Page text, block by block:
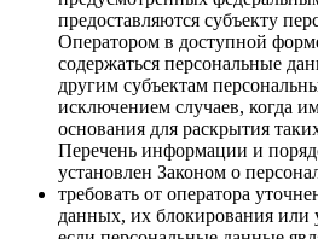
предоставляются субъекту
Оператором в доступной
содержаться персональные
другим субъектам
исключением случаев, когда
основания для раскрытия
Перечень информации и
установлен Законом о
требовать от оператора
данных, их блокирования или